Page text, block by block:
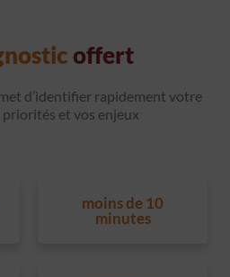
offert
d’identifier rapidement votre
et vos enjeux
moins de 10
minutes